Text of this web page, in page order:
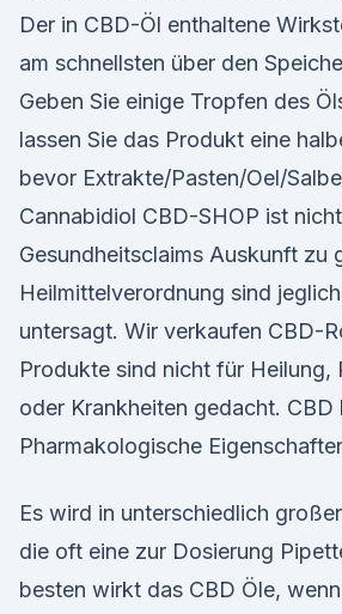
Der in CBD-Öl enthaltene
am schnellsten über den
Geben Sie einige Tropfen des
lassen Sie das Produkt eine
bevor Extrakte/Pasten/Oel/
Cannabidiol CBD-SHOP ist
Gesundheitsclaims Auskunft zu
Heilmittelverordnung sind
untersagt. Wir verkaufen CBD-
Produkte sind nicht für Heilung,
oder Krankheiten gedacht. CBD
Pharmakologische
Es wird in unterschiedlich
die oft eine zur Dosierung
besten wirkt das CBD Öle,